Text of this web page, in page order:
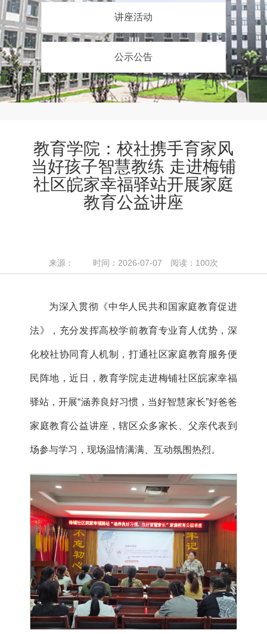
讲座活动
公示公告
教育学院：校社携手育家风
当好孩子智慧教练 走进梅铺
社区皖家幸福驿站开展家庭
教育公益讲座
来源： 时间：2026-07-07 阅读： 100次
为深入贯彻《中华人民共和国家庭教育促进
法》，充分发挥高校学前教育专业育人优势，深
化校社协同育人机制，打通社区家庭教育服务便
民阵地，近日，教育学院走进梅铺社区皖家幸福
驿站，开展“涵养良好习惯，当好智慧家长”好爸爸
家庭教育公益讲座，辖区众多家长、父亲代表到
场参与学习，现场温情满满、互动氛围热烈。